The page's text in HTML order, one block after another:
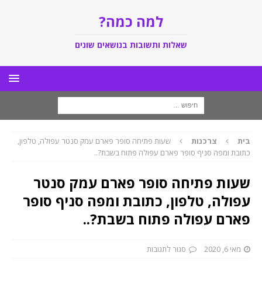
למה כמה?
שאלות ותשובות בנושאים שונים
בית צרכנות
שעות פתיחה סופר פארם עמק סנטר עפולה, טלפון,
כתובת ומפה סניף סופר פארם עפולה פתוח בשבת?..
שעות פתיחה סופר פארם עמק סנטר
עפולה, טלפון, כתובת ומפה סניף סופר
פארם עפולה פתוח בשבת?..
מאי 6, 2020 סגור לתגובות